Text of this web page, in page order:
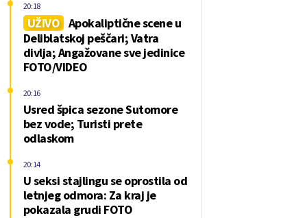
UŽIVO Apokaliptične scene u
Deliblatskoj peščari; Vatra
divlja; Angažovane sve jedinice
FOTO/VIDEO
20:18
Usred špica sezone Sutomore
bez vode; Turisti prete
odlaskom
20:16
U seksi stajlingu se oprostila od
letnjeg odmora: Za kraj je
pokazala grudi FOTO
20:14